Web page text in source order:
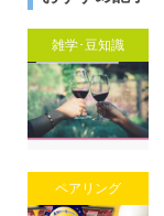
雑学･豆知識
ペアリング